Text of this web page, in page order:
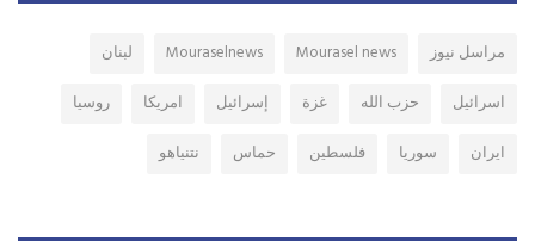
مراسل نيوز Mourasel news
Mouraselnews
لبنان
اسرائيل
حزب الله غزة إسرائيل امريكا
روسيا
ايران
سوريا فلسطين حماس نتنياهو